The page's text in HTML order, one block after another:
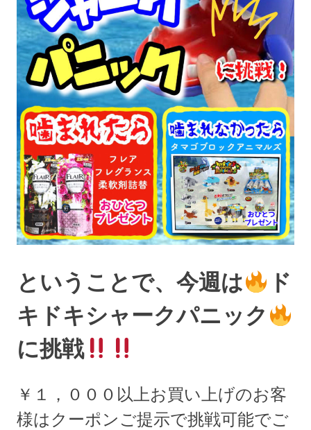
ということで、今週は
ド
キドキシャークパニック
に挑戦
￥１，０００以上お買い上げのお客
様はクーポンご提示で挑戦可能でご